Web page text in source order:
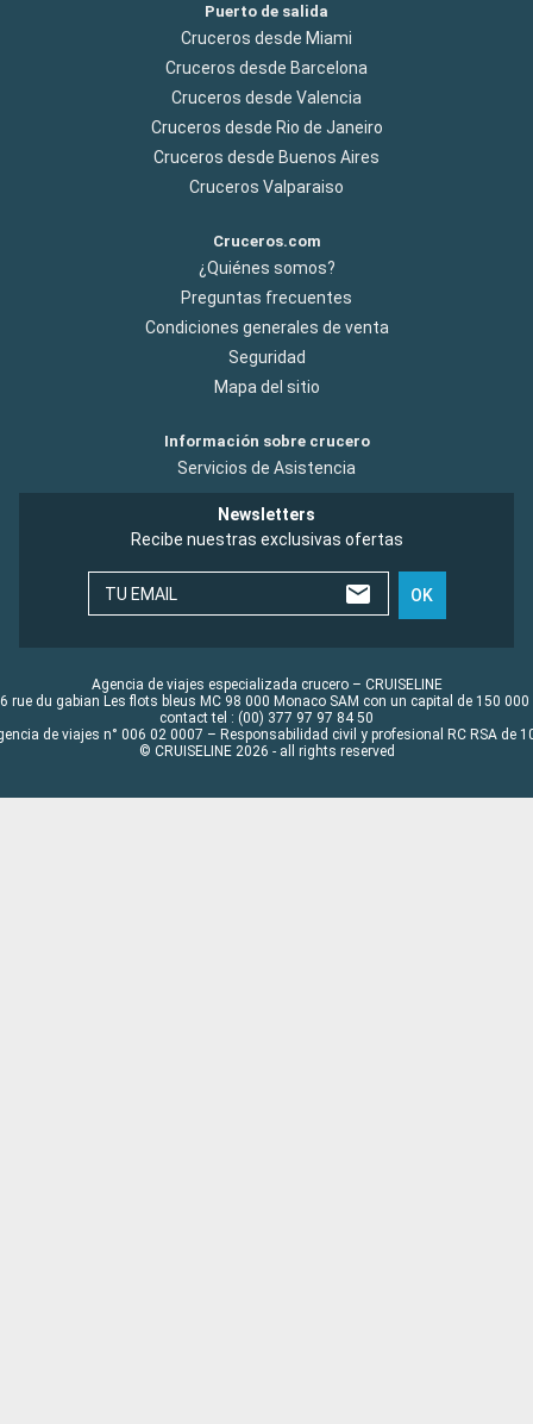
Puerto de salida
Cruceros desde Miami
Cruceros desde Barcelona
Cruceros desde Valencia
Cruceros desde Rio de Janeiro
Cruceros desde Buenos Aires
Cruceros Valparaiso
Cruceros.com
¿Quiénes somos?
Preguntas frecuentes
Condiciones generales de venta
Seguridad
Mapa del sitio
Información sobre crucero
Servicios de Asistencia
Newsletters
Recibe nuestras exclusivas ofertas
TU EMAIL OK
Agencia de viajes especializada crucero – CRUISELINE
rue du gabian Les flots bleus MC 98 000 Monaco SAM con un capital de 150 000
contact tel : (00) 377 97 97 84 50
de viajes n° 006 02 0007 – Responsabilidad civil y profesional RC RSA de
© CRUISELINE 2026 - all rights reserved